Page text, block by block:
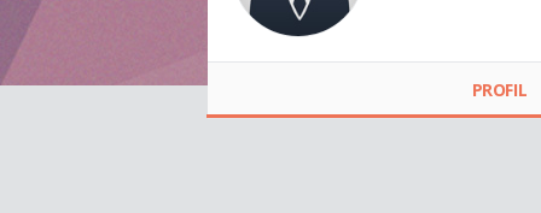
PROFIL